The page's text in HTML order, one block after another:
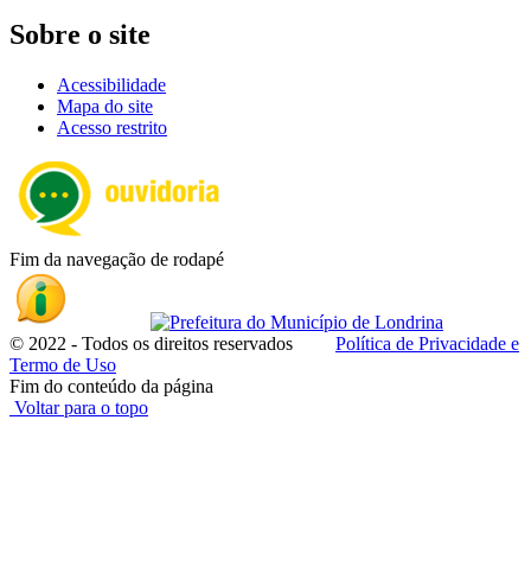
Sobre o site
Acessibilidade
Mapa do site
Acesso restrito
Fim da navegação de rodapé
© 2022 - Todos os direitos reservados Política de Privacidade e
Termo de Uso
Fim do conteúdo da página
Voltar para o topo